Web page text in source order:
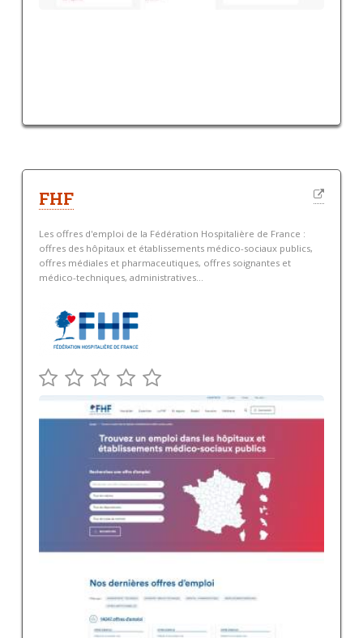
FHF
Les offres d'emploi de la Fédération Hospitalière de France :
offres des hôpitaux et établissements médico-sociaux publics,
offres médiales et pharmaceutiques, offres soignantes et
médico-techniques, administratives...